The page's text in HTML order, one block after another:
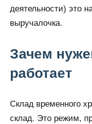
деятельности) это
выручалочка.
Зачем
работает
Склад временного
склад. Это режим,